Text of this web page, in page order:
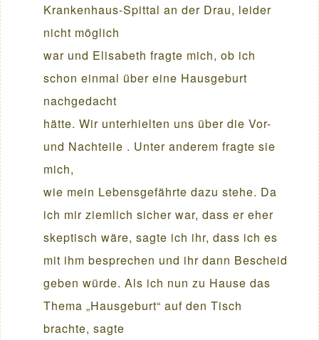
Krankenhaus-Spittal an der Drau, leider
nicht möglich
war und Elisabeth fragte mich, ob ich
schon einmal über eine Hausgeburt
nachgedacht
hätte. Wir unterhielten uns über die Vor-
und Nachteile . Unter anderem fragte sie
mich,
wie mein Lebensgefährte dazu stehe. Da
ich mir ziemlich sicher war, dass er eher
skeptisch wäre, sagte ich ihr, dass ich es
mit ihm besprechen und ihr dann Bescheid
geben würde. Als ich nun zu Hause das
Thema „Hausgeburt“ auf den Tisch
brachte, sagte